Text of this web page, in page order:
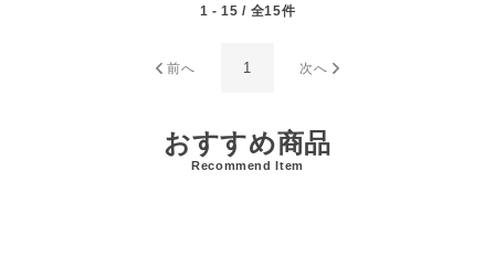
1 - 15 / 全15件
前へ 1 次へ
おすすめ商品
Recommend Item